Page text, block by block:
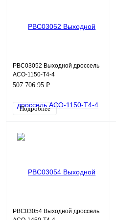
PBC03052 Выходной дроссель
ACO-1150-T4-4
507 706.95 ₽
Подробнее
PBC03054 Выходной дроссель